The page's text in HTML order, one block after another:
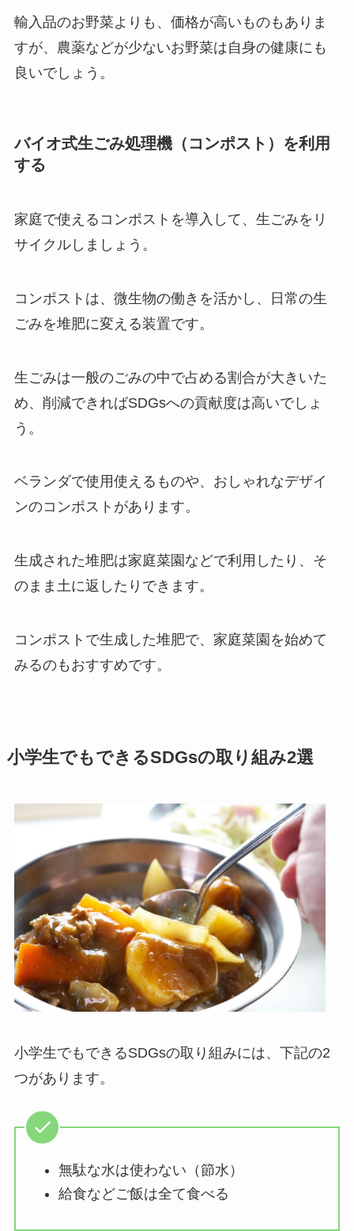
輸入品のお野菜よりも、価格が高いものもありま
すが、農薬などが少ないお野菜は自身の健康にも
良いでしょう。
バイオ式生ごみ処理機（コンポスト）を利用
する
家庭で使えるコンポストを導入して、生ごみをリ
サイクルしましょう。
コンポストは、微生物の働きを活かし、日常の生
ごみを堆肥に変える装置です。
生ごみは一般のごみの中で占める割合が大きいた
め、削減できればSDGsへの貢献度は高いでしょ
う。
ベランダで使用使えるものや、おしゃれなデザイ
ンのコンポストがあります。
生成された堆肥は家庭菜園などで利用したり、そ
のまま土に返したりできます。
コンポストで生成した堆肥で、家庭菜園を始めて
みるのもおすすめです。
小学生でもできるSDGsの取り組み2選
小学生でもできるSDGsの取り組みには、下記の2
つがあります。
無駄な水は使わない（節水）
給食などご飯は全て食べる